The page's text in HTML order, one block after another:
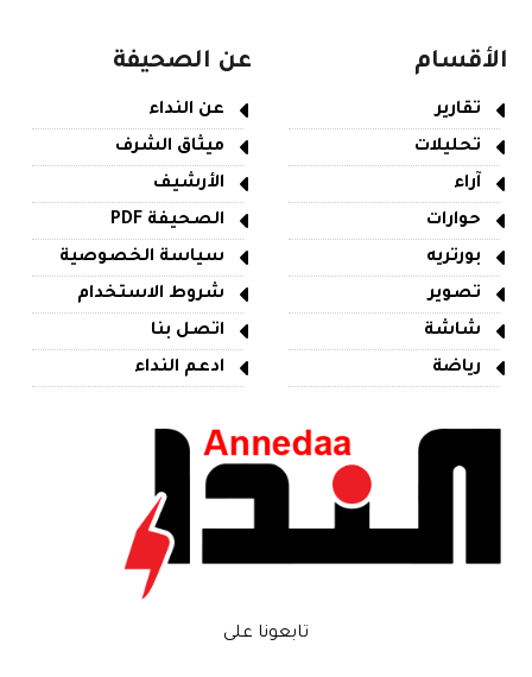
الأقسام
تقارير
تحليلات
آراء
حوارات
بورتريه
تصوير
شاشة
رياضة
عن الصحيفة
عن النداء
ميثاق الشرف
الأرشيف
الصحيفة PDF
سياسة الخصوصية
شروط الاستخدام
اتصل بنا
ادعم النداء
تابعونا على